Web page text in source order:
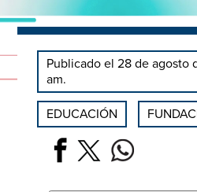
Publicado el 28 de agosto
am.
EDUCACIÓN